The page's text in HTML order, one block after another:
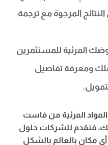
المرجوة مع ترجمة
المرئية للمستثمرين
ومعرفة تفاصيل
المرئية من فاست
فنقدم للشركات حلول
مكان بالعالم بالشكل